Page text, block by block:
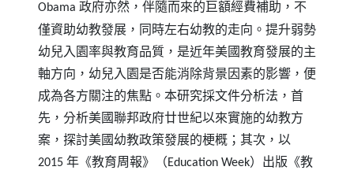
Obama 政府亦然，伴隨而來的巨額經費補助，不
僅資助幼教發展，同時左右幼教的走向。提升弱勢
幼兒入園率與教育品質，是近年美國教育發展的主
軸方向，幼兒入園是否能消除背景因素的影響，便
成為各方關注的焦點。本研究採文件分析法，首
先，分析美國聯邦政府廿世紀以來實施的幼教方
案，探討美國幼教政策發展的梗概；其次，以
2015 年《教育周報》（Education Week）出版《教